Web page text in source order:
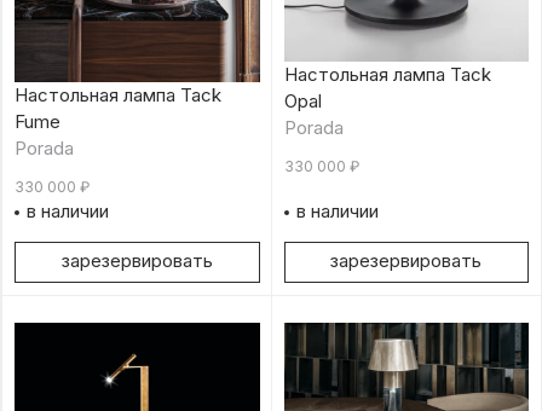
Настольная лампа Tack
Fume
Porada
330 000 ₽
в наличии
зарезервировать
Настольная лампа Tack
Opal
Porada
330 000 ₽
в наличии
зарезервировать